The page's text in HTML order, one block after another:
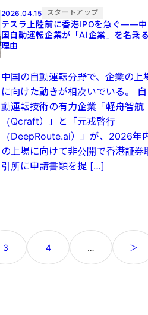
2026.04.15 スタートアップ
テスラ上陸前に香港IPOを急ぐ——中
国自動運転企業が「AI企業」を名乗
理由
中国の自動運転分野で、企業の上
に向けた動きが相次いでいる。 自
動運転技術の有力企業「軽舟智航
（Qcraft）」と「元戎啓行
（DeepRoute.ai）」が、2026年
の上場に向けて非公開で香港証券
引所に申請書類を提 […]
3 4 … ＞